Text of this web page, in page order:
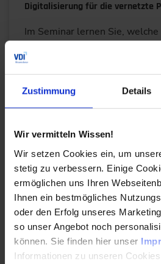
Zustimmung Details
Wir vermitteln Wissen!
Wir setzen Cookies ein, um
stetig zu verbessern. Einige
ermöglichen uns Ihren
Ihnen ein bestmögliches
oder den Erfolg unseres
so unser Angebot noch
können. Sie finden hier unser
Informationen zu unseren
Digitalisierung für die vernetzte
Im Seminar lernen Sie, welche
Digitalisierungsmaßnahmen
das größte Potential für den
bieten.
Alle Termine ansehen
DETAILS &
Tagung/Kongress
28. VDI-Kongress AUTOMATION